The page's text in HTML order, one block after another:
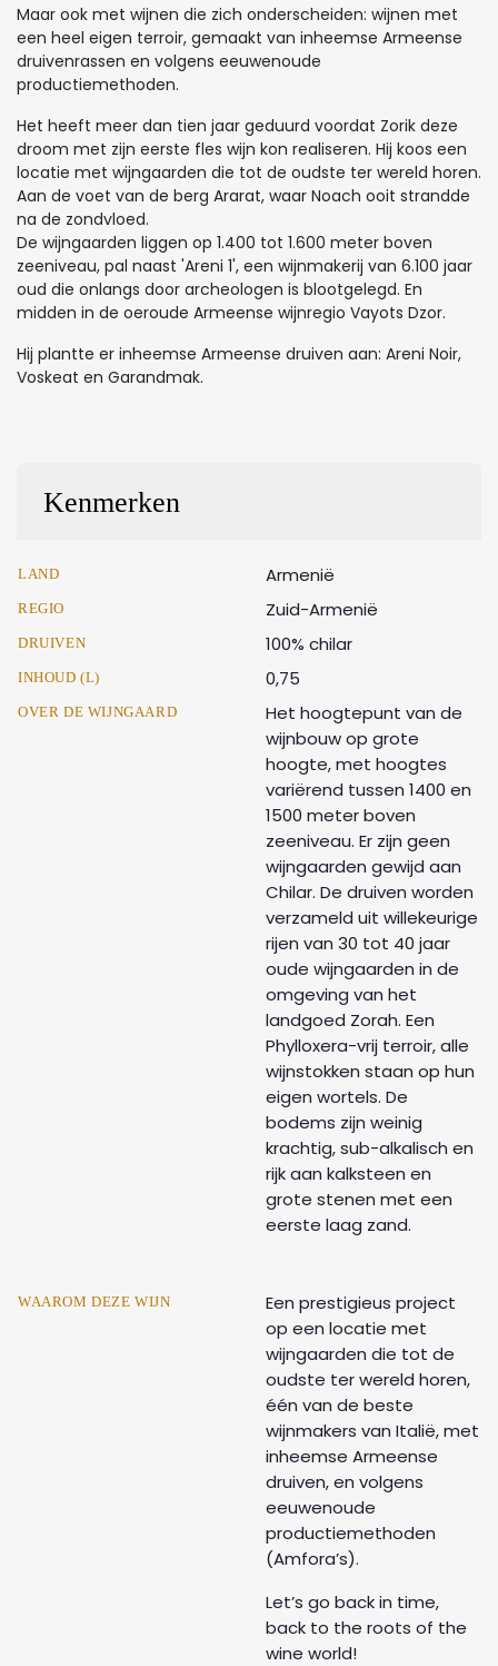
Maar ook met wijnen die zich onderscheiden: wijnen met
een heel eigen terroir, gemaakt van inheemse Armeense
druivenrassen en volgens eeuwenoude
productiemethoden.
Het heeft meer dan tien jaar geduurd voordat Zorik deze
droom met zijn eerste fles wijn kon realiseren. Hij koos een
locatie met wijngaarden die tot de oudste ter wereld horen.
Aan de voet van de berg Ararat, waar Noach ooit strandde
na de zondvloed.
De wijngaarden liggen op 1.400 tot 1.600 meter boven
zeeniveau, pal naast 'Areni 1', een wijnmakerij van 6.100 jaar
oud die onlangs door archeologen is blootgelegd. En
midden in de oeroude Armeense wijnregio Vayots Dzor.
Hij plantte er inheemse Armeense druiven aan: Areni Noir,
Voskeat en Garandmak.
Kenmerken
LAND Armenië
REGIO Zuid-Armenië
DRUIVEN 100% chilar
INHOUD (L) 0,75
OVER DE WIJNGAARD
Het hoogtepunt van de
wijnbouw op grote
hoogte, met hoogtes
variërend tussen 1400 en
1500 meter boven
zeeniveau. Er zijn geen
wijngaarden gewijd aan
Chilar. De druiven worden
verzameld uit willekeurige
rijen van 30 tot 40 jaar
oude wijngaarden in de
omgeving van het
landgoed Zorah. Een
Phylloxera-vrij terroir, alle
wijnstokken staan ​​op hun
eigen wortels. De
bodems zijn weinig
krachtig, sub-alkalisch en
rijk aan kalksteen en
grote stenen met een
eerste laag zand.
WAAROM DEZE WIJN
Een prestigieus project
op een locatie met
wijngaarden die tot de
oudste ter wereld horen,
één van de beste
wijnmakers van Italië, met
inheemse Armeense
druiven, en volgens
eeuwenoude
productiemethoden
(Amfora’s).
Let’s go back in time,
back to the roots of the
wine world!